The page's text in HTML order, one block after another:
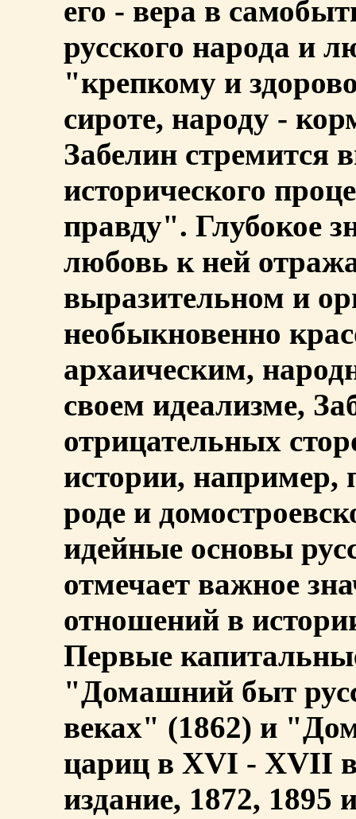
его - вера в
русского народа и
"крепкому и
сироте, народу -
Забелин стремится
исторического
правду". Глубокое
любовь к ней
выразительном и
необыкновенно
архаическим,
своем идеализме,
отрицательных
истории, например,
роде и
идейные основы
отмечает важное
отношений в
Первые
"Домашний быт
веках" (1862) и
цариц в XVI - XVII
издание, 1872,